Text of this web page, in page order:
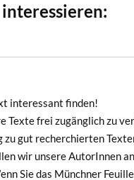
interessieren:
interessant finden!
Texte frei zugänglich zu
gut recherchierten
wir unsere AutorInnen
Sie das Münchner